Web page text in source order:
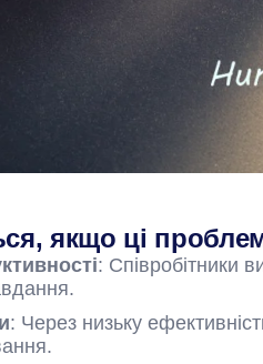
якщо ці
: Співробітники
: Через низьку